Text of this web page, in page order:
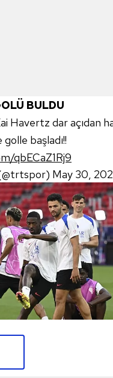
BULDU
Havertz dar açıdan
başladı!!
qbECaZ1Rj9
May 30,
MAÇI HANGİ